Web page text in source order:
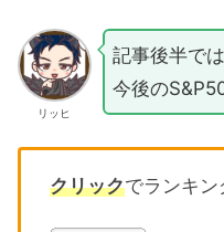
リッヒ
記事後半で
今後の
クリックでランキン